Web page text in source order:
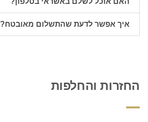
איך אפשר לדעת שהתשלום מאובטח?
החזרות והחלפות